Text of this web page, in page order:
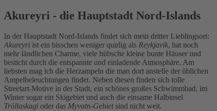
Akureyri - die Hauptstadt Nord-Islands
In der Hauptstadt Nord-Islands findet sich mein dritter Lieblingsort:
Akureyri ist ein bisschen weniger quirlig als Reykjavik, hat noch
mehr ländlichen Charme, viele hübsche kleine bunte Häuser und
besticht durch die entspannte und einladende Atmosphäre. Am
liebsten mag ich die Herzampeln die man dort anstelle der üblichen
Ampelbeleuchtungen findet. Neben diesen finden sich tolle
Streetart-Motive in der Stadt, ein schönes großes Schwimmbad, im
Winter sogar ein Skigebiet und auch die einsame Halbinsel
Tröllaskagi oder das Myvatn-Gebietsind nicht weit.